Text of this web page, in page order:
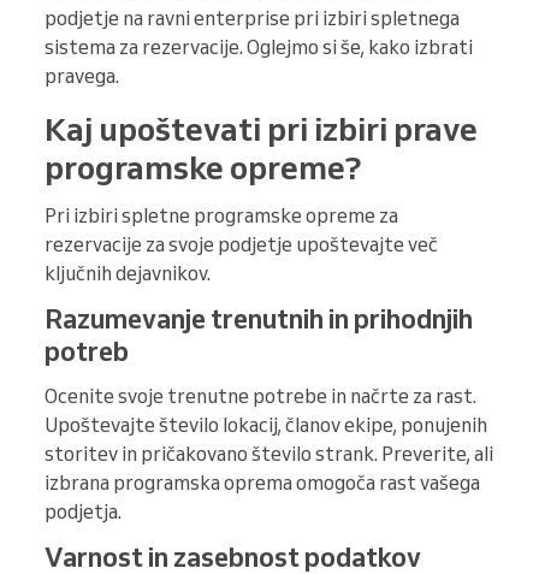
podjetje na ravni enterprise pri izbiri spletnega
sistema za rezervacije. Oglejmo si še, kako izbrati
pravega.
Kaj upoštevati pri izbiri prave
programske opreme?
Pri izbiri spletne programske opreme za
rezervacije za svoje podjetje upoštevajte več
ključnih dejavnikov.
Razumevanje trenutnih in prihodnjih
potreb
Ocenite svoje trenutne potrebe in načrte za rast.
Upoštevajte število lokacij, članov ekipe, ponujenih
storitev in pričakovano število strank. Preverite, ali
izbrana programska oprema omogoča rast vašega
podjetja.
Varnost in zasebnost podatkov